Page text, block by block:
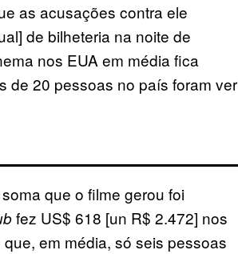
as acusações contra ele
de bilheteria na noite de
nos EUA em média fica
de 20 pessoas no país foram ver
que o filme gerou foi
fez US$ 618 [un R$ 2.472] nos
em média, só seis pessoas